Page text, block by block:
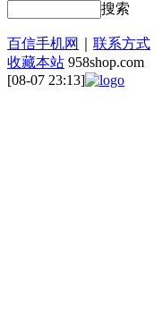
搜索
百信手机网
联系方式
收藏本站 958shop.com
[08-07 23:13]